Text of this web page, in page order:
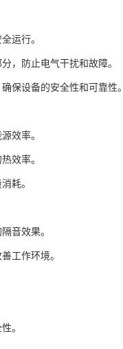
运行。
，防止电气干扰和故障。
保设备的安全性和可靠性。
效率。
效率。
耗。
音效果。
工作环境。
。